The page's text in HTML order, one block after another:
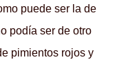
puede ser la de
podía ser de otro
pimientos rojos y